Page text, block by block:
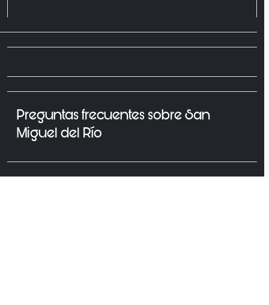
Preguntas frecuentes sobre San
Miguel del Río